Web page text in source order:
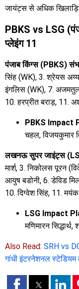
जायंट्स से अधिक
PBKS vs LSG
प्लेइंग 11
पंजाब किंग्स (PBKS)
सिंह (WK), 3. श्रेयस
इंगलिस (WK), 7.
10. हरप्रीत बराड़, 11.
PBKS Impact
चहल, विजयकुमार
लखनऊ सुपर जाइंट्स
मार्श, 3. निकोलस पूरन
आयुष बडोनी, 6. डेविड
10. दिग्वेश सिंह, 11.
LSG Impact
मणिमारन
Also Read: SRH vs
गांधी इंटरनेशनल स्टेडियम